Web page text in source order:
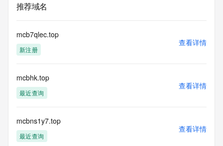
推荐域名
mcb7qlec.top
新注册
查看详情
mcbhk.top
最近查询
查看详情
mcbns1y7.top
最近查询
查看详情